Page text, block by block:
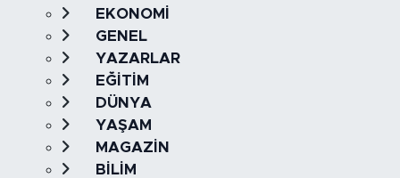
EKONOMİ
GENEL
YAZARLAR
EĞİTİM
DÜNYA
YAŞAM
MAGAZİN
BİLİM